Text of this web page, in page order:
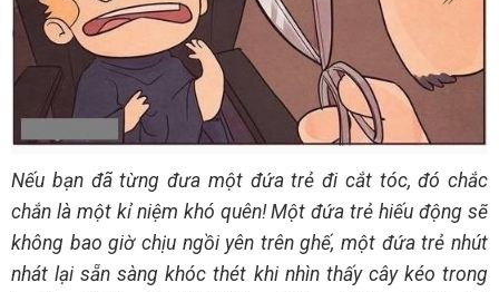
Nếu bạn đã từng đưa một đứa trẻ đi cắt tóc, đó chắc
chắn là một kỉ niệm khó quên! Một đứa trẻ hiếu động sẽ
không bao giờ chịu ngồi yên trên ghế, một đứa trẻ nhút
nhát lại sẵn sàng khóc thét khi nhìn thấy cây kéo trong